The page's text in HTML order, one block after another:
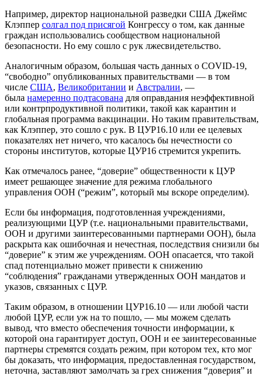
Например, директор национальной разведки США Джеймс
Клэппер солгал под присягой Конгрессу о том, как данные
граждан использовались сообществом национальной
безопасности. Но ему сошло с рук лжесвидетельство.
Аналогичным образом, большая часть данных о COVID-19,
“свободно” опубликованных правительствами — в том
числе США, Великобритании и Австралии, —
была намеренно подтасована для оправдания неэффективной
или контрпродуктивной политики, такой как карантин и
глобальная программа вакцинации. Но таким правительствам,
как Клэппер, это сошло с рук. В ЦУР16.10 или ее целевых
показателях нет ничего, что касалось бы нечестности со
стороны институтов, которые ЦУР16 стремится укрепить.
Как отмечалось ранее, “доверие” общественности к ЦУР
имеет решающее значение для режима глобального
управления ООН (“режим”, который мы вскоре определим).
Если бы информация, подготовленная учреждениями,
реализующими ЦУР (т.е. национальными правительствами,
ООН и другими заинтересованными партнерами ООН), была
раскрыта как ошибочная и нечестная, последствия снизили бы
“доверие” к этим же учреждениям. ООН опасается, что такой
спад потенциально может привести к снижению
“соблюдения” гражданами утвержденных ООН мандатов и
указов, связанных с ЦУР.
Таким образом, в отношении ЦУР16.10 — или любой части
любой ЦУР, если уж на то пошло, — мы можем сделать
вывод, что вместо обеспечения точности информации, к
которой она гарантирует доступ, ООН и ее заинтересованные
партнеры стремятся создать режим, при котором тех, кто мог
бы доказать, что информация, предоставленная государством,
неточна, заставляют замолчать за грех снижения “доверия” и